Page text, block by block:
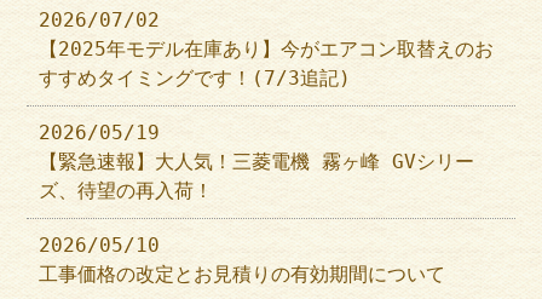
2026/07/02
【2025年モデル在庫あり】今がエアコン取替えのお
すすめタイミングです！(7/3追記)
2026/05/19
【緊急速報】大人気！三菱電機 霧ヶ峰 GVシリー
ズ、待望の再入荷！
2026/05/10
工事価格の改定とお見積りの有効期間について